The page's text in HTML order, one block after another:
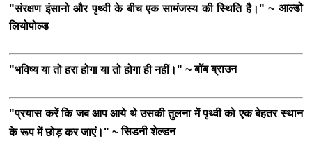
"संरक्षण इंसानो और पृथ्वी के बीच एक सामंजस्य की स्थिति है।" ~ आल्डो
लियोपोल्ड
"भविष्य या तो हरा होगा या तो होगा ही नहीं।" ~बॉब ब्राउन
"प्रयास करें कि जब आप आये थे उसकी तुलना में पृथ्वी को एक बेहतर स्थान
के रूप में छोड़ कर जाएं।" ~सिडनी शेल्डन